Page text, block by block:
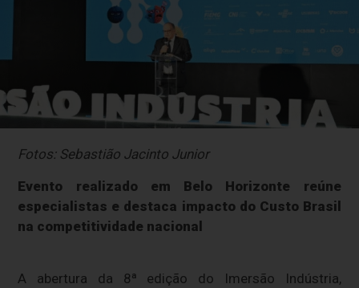
Fotos: Sebastião Jacinto Junior
Evento realizado em Belo Horizonte reúne
especialistas e destaca impacto do Custo Brasil
na competitividade nacional
A abertura da 8ª edição do Imersão Indústria,